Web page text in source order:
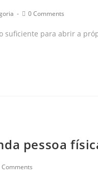
0 Comments
suficiente para abrir a
pessoa
Comments